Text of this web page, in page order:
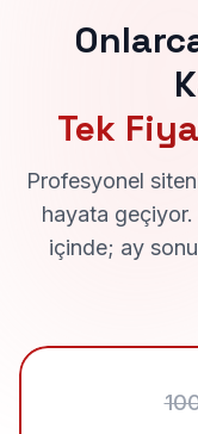
Tek
Profesyonel
hayata
içinde; ay